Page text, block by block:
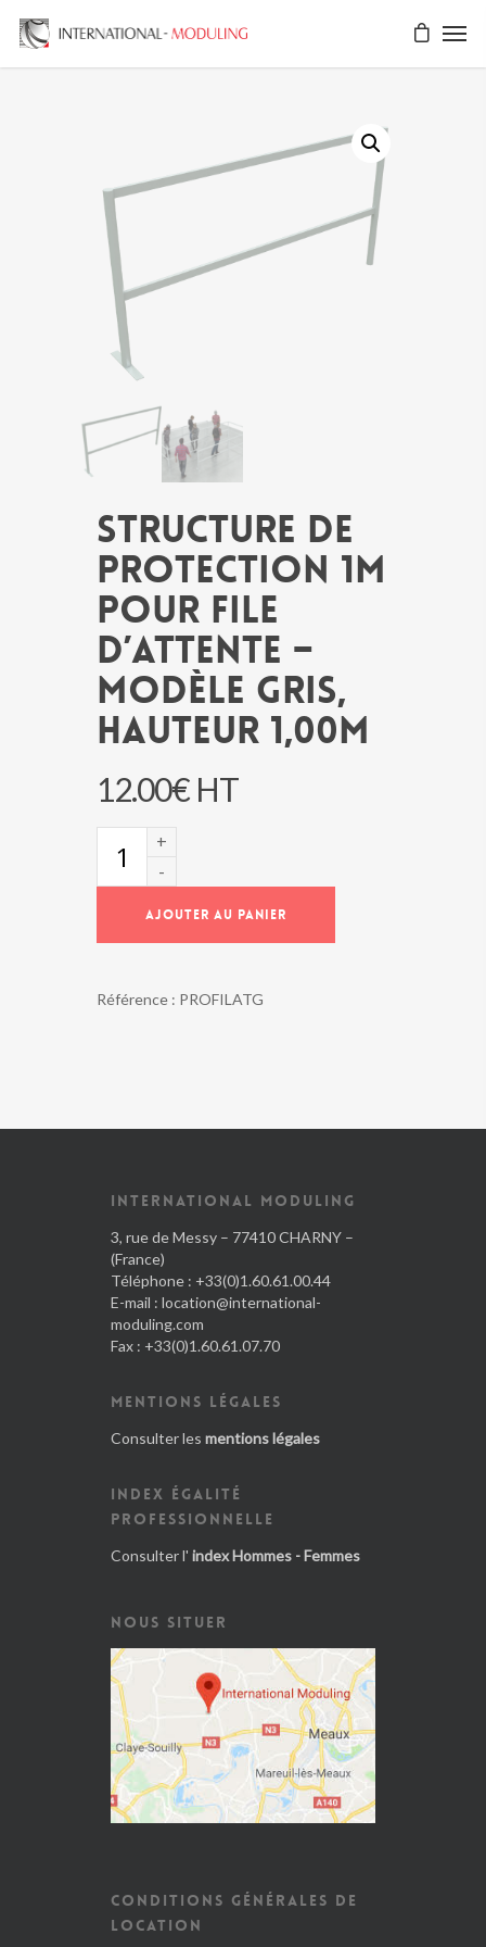
Structure de
protection 1m
pour file
d’attente –
modèle gris,
hauteur 1,00m
12.00€ HT
protection
1m
d'attente
AJOUTER AU PANIER
Référence : PROFILATG
INTERNATIONAL MODULING
3, rue de Messy – 77410 CHARNY –
(France)
Téléphone : +33(0)1.60.61.00.44
E-mail : location@international-
moduling.com
Fax : +33(0)1.60.61.07.70
MENTIONS LÉGALES
Consulter les mentions légales
INDEX ÉGALITÉ
PROFESSIONNELLE
Consulter l' index Hommes - Femmes
NOUS SITUER
CONDITIONS GÉNÉRALES DE
LOCATION